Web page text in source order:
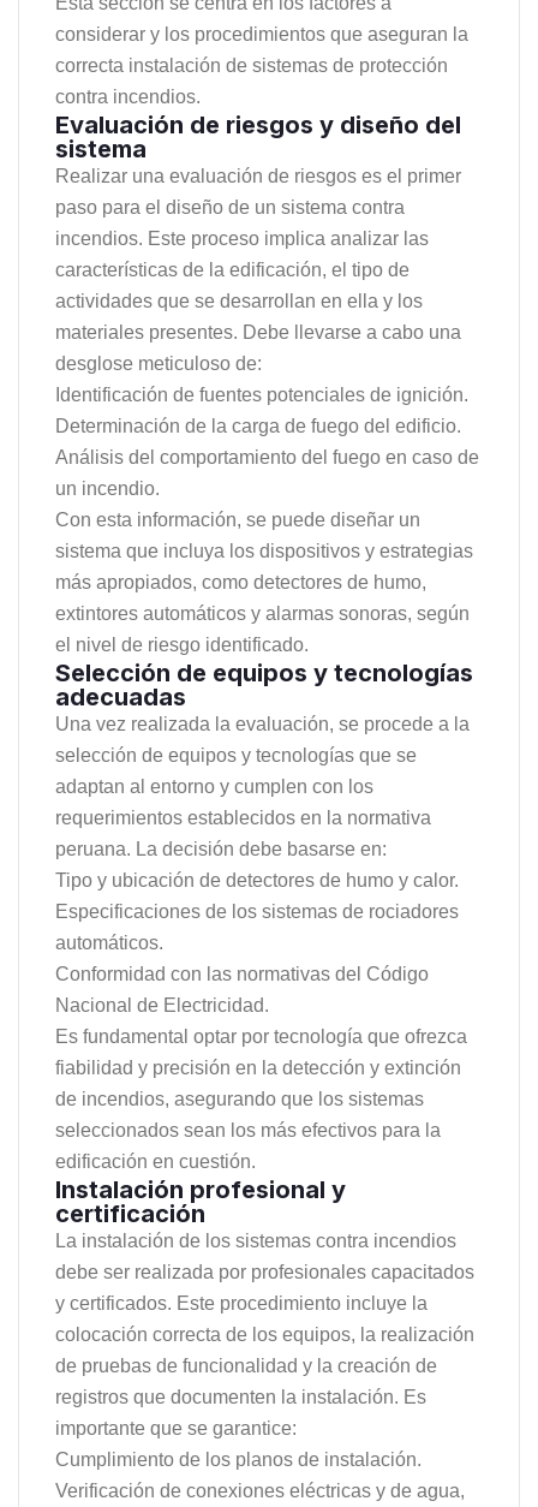
considerar y los procedimientos que aseguran la
correcta instalación de sistemas de protección
contra incendios.
Evaluación de riesgos y diseño del
sistema
Realizar una evaluación de riesgos es el primer
paso para el diseño de un sistema contra
incendios. Este proceso implica analizar las
características de la edificación, el tipo de
actividades que se desarrollan en ella y los
materiales presentes. Debe llevarse a cabo una
desglose meticuloso de:
Identificación de fuentes potenciales de ignición.
Determinación de la carga de fuego del edificio.
Análisis del comportamiento del fuego en caso de
un incendio.
Con esta información, se puede diseñar un
sistema que incluya los dispositivos y estrategias
más apropiados, como detectores de humo,
extintores automáticos y alarmas sonoras, según
el nivel de riesgo identificado.
Selección de equipos y tecnologías
adecuadas
Una vez realizada la evaluación, se procede a la
selección de equipos y tecnologías que se
adaptan al entorno y cumplen con los
requerimientos establecidos en la normativa
peruana. La decisión debe basarse en:
Tipo y ubicación de detectores de humo y calor.
Especificaciones de los sistemas de rociadores
automáticos.
Conformidad con las normativas del Código
Nacional de Electricidad.
Es fundamental optar por tecnología que ofrezca
fiabilidad y precisión en la detección y extinción
de incendios, asegurando que los sistemas
seleccionados sean los más efectivos para la
edificación en cuestión.
Instalación profesional y
certificación
La instalación de los sistemas contra incendios
debe ser realizada por profesionales capacitados
y certificados. Este procedimiento incluye la
colocación correcta de los equipos, la realización
de pruebas de funcionalidad y la creación de
registros que documenten la instalación. Es
importante que se garantice:
Cumplimiento de los planos de instalación.
Verificación de conexiones eléctricas y de agua,